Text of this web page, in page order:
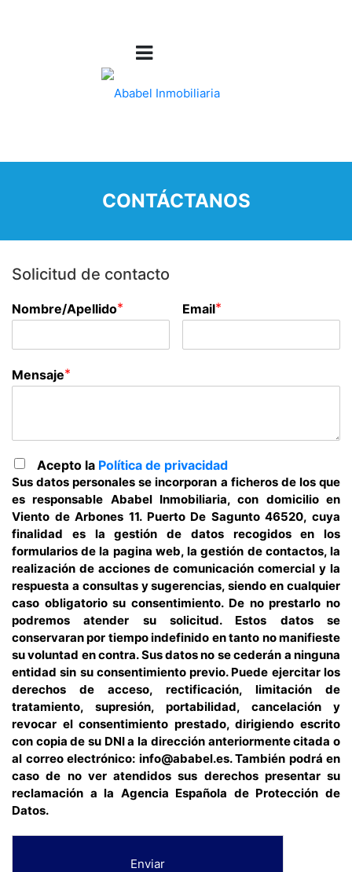
CONTÁCTANOS
Solicitud de contacto
Nombre/Apellido* Email*
Mensaje*
Acepto la Política de privacidad
Sus datos personales se incorporan a ficheros de los que
es responsable Ababel Inmobiliaria, con domicilio en
Viento de Arbones 11. Puerto De Sagunto 46520, cuya
finalidad es la gestión de datos recogidos en los
formularios de la pagina web, la gestión de contactos, la
realización de acciones de comunicación comercial y la
respuesta a consultas y sugerencias, siendo en cualquier
caso obligatorio su consentimiento. De no prestarlo no
podremos atender su solicitud. Estos datos se
conservaran por tiempo indefinido en tanto no manifieste
su voluntad en contra. Sus datos no se cederán a ninguna
entidad sin su consentimiento previo. Puede ejercitar los
derechos de acceso, rectificación, limitación de
tratamiento, supresión, portabilidad, cancelación y
revocar el consentimiento prestado, dirigiendo escrito
con copia de su DNI a la dirección anteriormente citada o
al correo electrónico: info@ababel.es. También podrá en
caso de no ver atendidos sus derechos presentar su
reclamación a la Agencia Española de Protección de
Datos.
Enviar